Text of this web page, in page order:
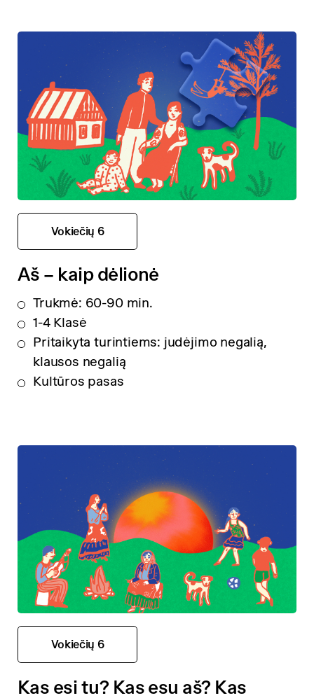
Vokiečių 6
Aš – kaip dėlionė
Trukmė: 60-90 min.
1-4 Klasė
Pritaikyta turintiems: judėjimo negalią,
klausos negalią
Kultūros pasas
Vokiečių 6
Kas esi tu? Kas esu aš? Kas